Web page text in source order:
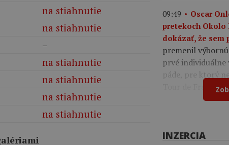
na stiahnutie
na stiahnutie
–
na stiahnutie
na stiahnutie
na stiahnutie
na stiahnutie
09:49
Oscar
pretekoch Okolo
dokázať, že sem
premenil
prvé
páde, pre ktorý
Tour de France.
INZERCIA